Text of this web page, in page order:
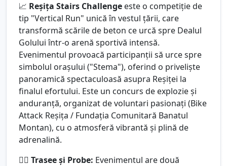
📈 Reșița Stairs Challenge este o competiție de
tip "Vertical Run" unică în vestul țării, care
transformă scările de beton ce urcă spre Dealul
Golului într-o arenă sportivă intensă.
Evenimentul provoacă participanții să urce spre
simbolul orașului ("Stema"), oferind o priveliște
panoramică spectaculoasă asupra Reșiței la
finalul efortului. Este un concurs de explozie și
anduranță, organizat de voluntari pasionați (Bike
Attack Reșița / Fundația Comunitară Banatul
Montan), cu o atmosferă vibrantă și plină de
adrenalină.
🏃‍♂️ Trasee și Probe: Evenimentul are două